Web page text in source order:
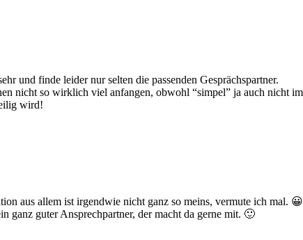
und finde leider nur selten die passenden Gesprächspartner.
nicht so wirklich viel anfangen, obwohl “simpel” ja auch nicht
wird!
aus allem ist irgendwie nicht ganz so meins, vermute ich mal. 😀
ganz guter Ansprechpartner, der macht da gerne mit. 🙂